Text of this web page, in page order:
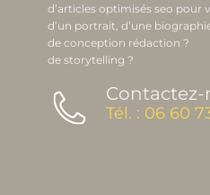
d’articles optimisés seo pour
d’un portrait, d’une
de conception rédaction ?
de storytelling ?
Contactez-
Tél. : 06 60